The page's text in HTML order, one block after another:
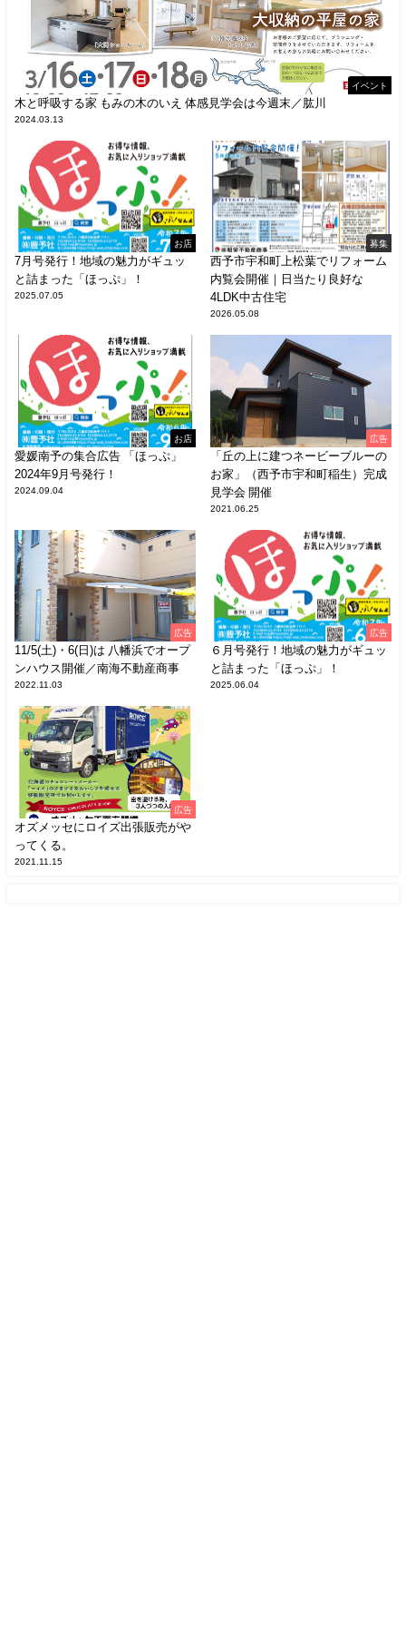
イベント
木と呼吸する家 もみの木のいえ 体感見学会は今週末／肱川
2024.03.13
お店
7月号発行！地域の魅力がギュッ
と詰まった「ほっぷ」！
2025.07.05
募集
西予市宇和町上松葉でリフォーム
内覧会開催｜日当たり良好な
4LDK中古住宅
2026.05.08
お店
愛媛南予の集合広告 「ほっぷ」
2024年9月号発行！
2024.09.04
広告
「丘の上に建つネービーブルーの
お家」（西予市宇和町稲生）完成
見学会 開催
2021.06.25
広告
11/5(土)・6(日)は 八幡浜でオープ
ンハウス開催／南海不動産商事
2022.11.03
広告
６月号発行！地域の魅力がギュッ
と詰まった「ほっぷ」！
2025.06.04
広告
オズメッセにロイズ出張販売がや
ってくる。
2021.11.15